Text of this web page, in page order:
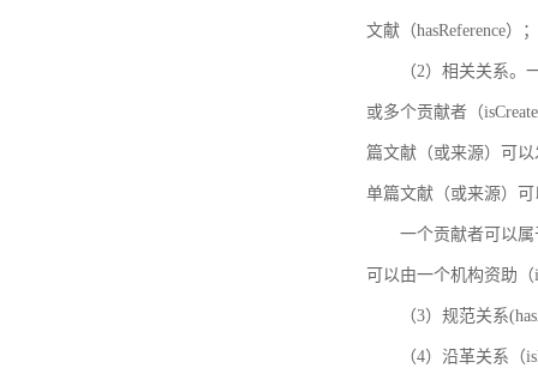
文献（hasReference）；
（2）相关关系
或多个贡献者（
篇文献（或来源）可
单篇文献（或来源）可
一个贡献者可以
可以由一个机构资助（
（3）规范关系
（4）沿革关系